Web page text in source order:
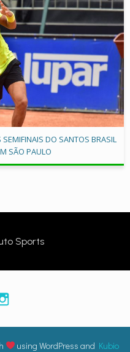
DO SANTOS BRASIL
SÃO PAULO
Sports
using WordPress and Kubio